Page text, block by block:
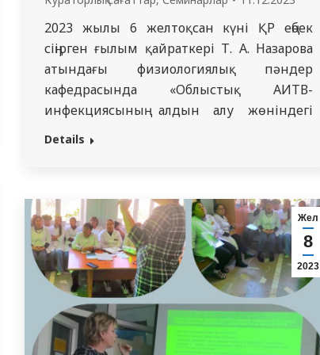
2023 жылы 6 желтоқсан күні ҚР еңбек
сіңірген ғылым қайраткері Т. А. Назарова
атындағы физиологиялық пәндер
кафедрасында «Облыстық АИТВ-
инфекциясының алдын алу жөніндегі
орталығы» ШЖҚ КМК өкілі Д.Д.
өткізілді. Бұған кафедраның ПОҚ:
С.О.Рахыжанова, А.С.Сайдахметова,
Г.М.Токешова, К.Т. Кусайнова,
А.А.Шакабаева, Б.С.Юсупова және
«Медицина», «Педиатрия» оқу
бағдарламасы…
Details
Жел
8
2023